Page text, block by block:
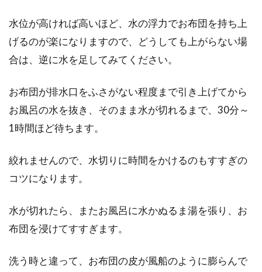
水位が高ければ高いほど、水の浮力でお布団を持ち上
げるのが楽になりますので、どうしても上がらない場
合は、逆に水を足してみてください。
お布団が排水口をふさがない程度まで引き上げてから
お風呂の水を抜き、そのまま水が切れるまで、30分～
1時間ほど待ちます。
絞れませんので、水切りに時間をかけるのもすすぎの
コツになります。
水が切れたら、またお風呂に水かぬるま湯を張り、お
布団を浸けてすすぎます。
洗う時と違って、お布団の皮が風船のように膨らんで